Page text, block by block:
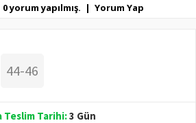
0 yorum yapılmış. | Yorum Yap
44-46
Teslim Tarihi:3 Gün